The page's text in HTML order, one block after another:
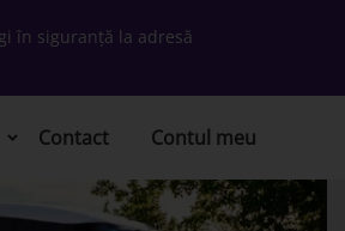
în siguranță la adresă
Contact Contul meu